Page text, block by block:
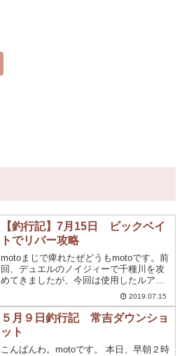
【釣行記】7月15日 ビックベイ
トでリバー攻略
motoまじで痺れたぜどうもmotoです。前
回、デュエルのノイジィーで千種川を攻
めてきましたが、今回は使用したルアー
はこちらデュエル ニンジャトゥイッチ
ングライダー！ビックベイトのみの挑戦
をしてきました。結果は・。。では、ど
ぞ！7月15日仕...
2019.07.15
５月９日釣行記 常吉ダウンショ
ット
こんばんわ。motoです。 本日、早朝２時